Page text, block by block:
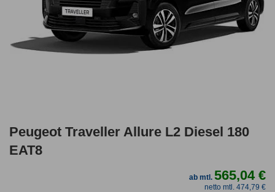
Peugeot Traveller Allure L2 Diesel 180
EAT8
ab mtl.565,04 €
netto mtl. 474,79 €